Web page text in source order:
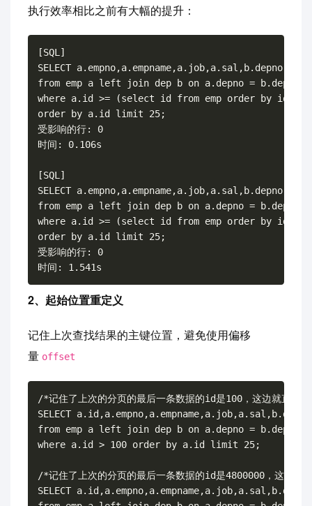
执行效率相比之前有大幅的提升：
[SQL]
SELECT
from emp a left join dep b on a.depno = b.depno
where a.id >= (select id from emp order by id
order by a.id limit 25;
受影响的行: 0
时间: 0.106s
[SQL]
SELECT
from emp a left join dep b on a.depno = b.depno
where a.id >= (select id from emp order by id
order by a.id limit 25;
受影响的行: 0
2、起始位置重定义
记住上次查找结果的主键位置，避免使用偏移
量 offset
/*记住了上次的分页的最后一条数据的id是100，这边就直接
SELECT
from emp a left join dep b on a.depno = b.depno
where a.id > 100 order by a.id limit 25;
/*记住了上次的分页的最后一条数据的id是4800000，这边就
SELECT